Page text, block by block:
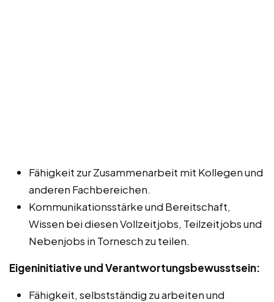
Fähigkeit zur Zusammenarbeit mit Kollegen und
anderen Fachbereichen.
Kommunikationsstärke und Bereitschaft,
Wissen bei diesen Vollzeitjobs, Teilzeitjobs und
Nebenjobs in Tornesch zu teilen.
Eigeninitiative und Verantwortungsbewusstsein:
Fähigkeit, selbstständig zu arbeiten und